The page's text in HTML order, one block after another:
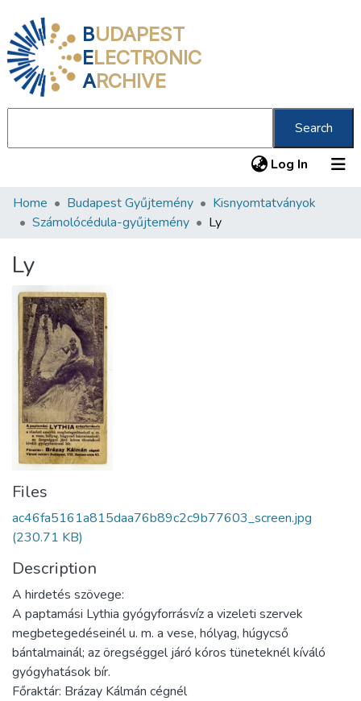
BUDAPEST
ELECTRONIC
ARCHIVE
Search
Log In (current)
Communities & Collections
Statistics
About us
Home Budapest Gyűjtemény
Kisnyomtatványok
Számolócédula-gyűjtemény
Ly
Ly
Files
ac46fa5161a815daa76b89c2c9b77603_screen.jpg
(230.71 KB)
Description
A hirdetés szövege:
A paptamási Lythia gyógyforrásvíz a vizeleti szervek
megbetegedéseinél u. m. a vese, hólyag, húgycső
bántalmainál; az öregséggel járó kóros tüneteknél kíváló
gyógyhatások bír.
Főraktár: Brázay Kálmán cégnél